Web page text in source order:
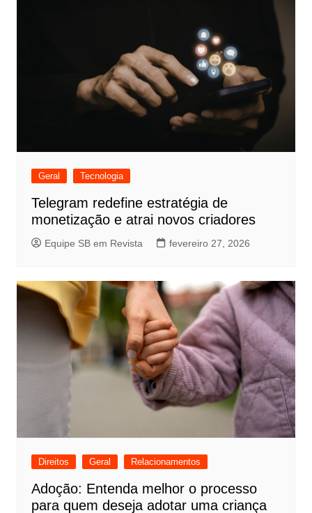
Geral Tecnologia
Telegram redefine estratégia de
monetização e atrai novos criadores
Equipe SB em Revista fevereiro 27, 2026
Direitos Geral Relacionamentos
Adoção: Entenda melhor o processo
para quem deseja adotar uma criança